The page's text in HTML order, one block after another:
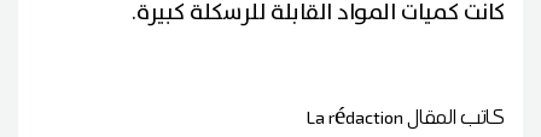
كانت كميات المواد القابلة للرسكلة كبيرة.
كاتب المقالLa rédaction